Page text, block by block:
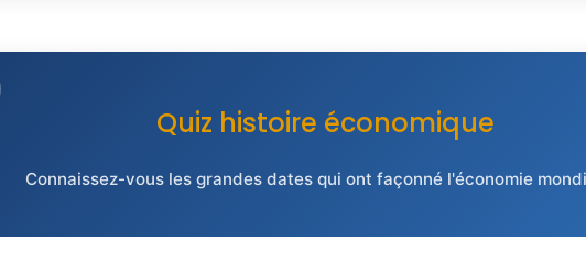
Quiz histoire économique
Connaissez-vous les grandes dates qui ont façonné l'économie